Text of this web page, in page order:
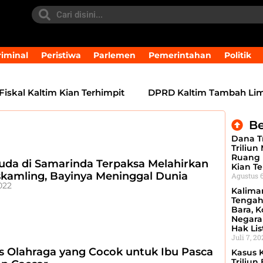
Peristiwa Parlemen Pemerintahan Politik
Kaltim Kian Terhimpit DPRD Kaltim Tambah Lima
di Samarinda Terpaksa Melahirkan
Bayinya Meninggal Dunia
Olahraga yang Cocok untuk Ibu Pasca
Dana
Triliun
Ruang
Kian
Agustus
Bara,
Hak
Juli 7,
Kasus